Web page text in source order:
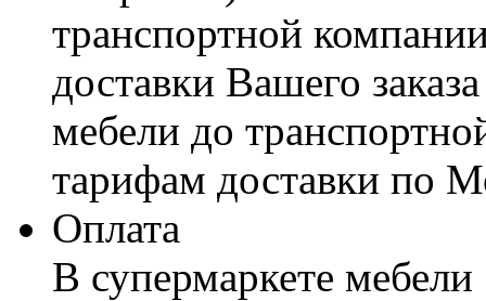
транспортной
доставки Вашего
мебели до
тарифам доставки по
Оплата
В супермаркете